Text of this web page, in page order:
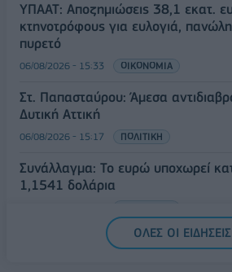
ΥΠΑΑΤ: Αποζημιώσεις 38,1 εκατ.
κτηνοτρόφους για ευλογιά,
πυρετό
06/08/2026 - 15:33 ΟΙΚΟΝΟΜΙΑ
Στ. Παπασταύρου: Άμεσα
Δυτική Αττική
06/08/2026 - 15:17 ΠΟΛΙΤΙΚΗ
Συνάλλαγμα: Το ευρώ υποχωρεί
1,1541 δολάρια
ΟΛΕΣ ΟΙ ΕΙΔΗΣΕΙΣ